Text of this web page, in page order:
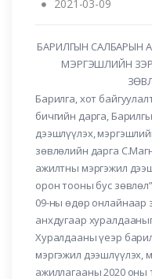
2021-03-09
БАРИЛГЫН САЛБАРЫН
МЭРГЭШЛИЙН
Барилга, хот
бичгийн дарга,
дээшлүүлэх,
зөвлөлийн дарга
ажилтны мэргэжил
орон тооны бус
09-ны өдөр онлайнаар
анхдугаар
Хуралдааны үеэр
мэргэжил дээшлүүлэх,
ажиллагааны 2020 оны